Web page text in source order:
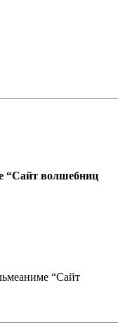
“Сайт волшебниц
“Сайт